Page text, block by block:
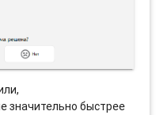
значительно быстрее